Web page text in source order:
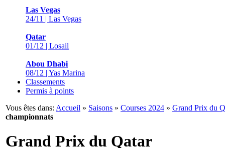
Las Vegas
24/11 | Las Vegas
Qatar
01/12 | Losail
Abou Dhabi
08/12 | Yas Marina
Classements
Permis à points
Vous êtes dans: Accueil » Saisons » Courses 2024 » Grand Prix du
championnats
Grand Prix du Qatar